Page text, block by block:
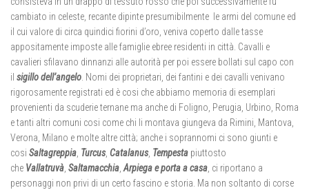
cambiato in celeste, recante dipinte presumibilmente le armi del comune ed
il cui valore di circa quindici fiorini d’oro, veniva coperto dalle tasse
appositamente imposte alle famiglie ebree residenti in città. Cavalli e
cavalieri sfilavano dinnanzi alle autorità per poi essere bollati sul capo con
il sigillo dell’angelo . Nomi dei proprietari, dei fantini e dei cavalli venivano
rigorosamente registrati ed è cosi che abbiamo memoria di esemplari
provenienti da scuderie ternane ma anche di Foligno, Perugia, Urbino, Roma
e tanti altri comuni cosi come chi li montava giungeva da Rimini, Mantova,
Verona, Milano e molte altre città; anche i soprannomi ci sono giunti e
cosi Saltagreppia Turcus, Catalanus, Tempesta piuttosto
che Vallatruvà Saltamacchia Arpiega e porta a casa , ci riportano a
personaggi non privi di un certo fascino e storia. Ma non soltanto di corse